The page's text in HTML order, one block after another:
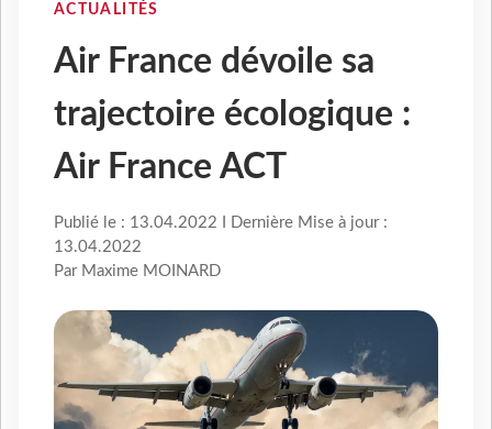
ACTUALITÉS
Air France dévoile sa
trajectoire écologique :
Air France ACT
Publié le : 13.04.2022 I Dernière Mise à jour :
13.04.2022
Par Maxime MOINARD